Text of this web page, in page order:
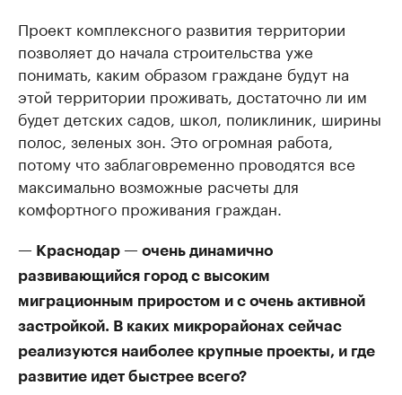
Проект комплексного развития территории
позволяет до начала строительства уже
понимать, каким образом граждане будут на
этой территории проживать, достаточно ли им
будет детских садов, школ, поликлиник, ширины
полос, зеленых зон. Это огромная работа,
потому что заблаговременно проводятся все
максимально возможные расчеты для
комфортного проживания граждан.
— Краснодар — очень динамично
развивающийся город с высоким
миграционным приростом и с очень активной
застройкой. В каких микрорайонах сейчас
реализуются наиболее крупные проекты, и где
развитие идет быстрее всего?